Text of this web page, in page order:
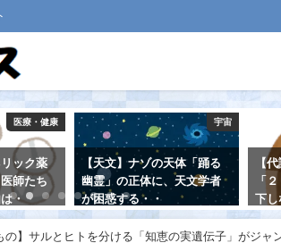
医療・健康
リック薬
師たち
・・
宇宙
【天文】ナゾの天体「踊る
幽霊」の正体に、天文学者
が困惑する・・
【
「
下し
の】サルとヒトを分ける「知恵の実遺伝子」がジャ